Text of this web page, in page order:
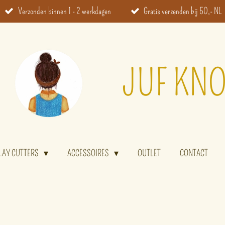
Verzonden binnen 1 - 2 werkdagen Gratis verzenden bij 50,- NL
JUF
CUTTERS ACCESSOIRES OUTLET CONTACT